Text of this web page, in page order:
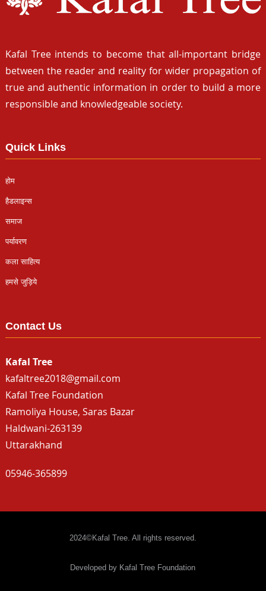
Kafal Tree intends to become that all-important bridge
between the reader and reality for wider propagation of
true and authentic information in order to build a more
responsible and knowledgeable society.
Quick Links
होम
हैडलाइन्स
समाज
पर्यावरण
कला साहित्य
हमसे जुड़िये
Contact Us
Kafal Tree
kafaltree2018@gmail.com
Kafal Tree Foundation
Ramoliya House, Saras Bazar
Haldwani-263139
Uttarakhand
05946-365899
2024©Kafal Tree. All rights reserved.
Developed by Kafal Tree Foundation